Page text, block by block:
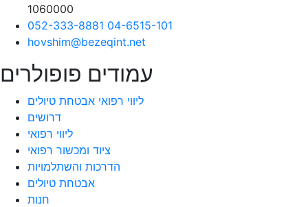
1060000
052-333-8881 04-6515-101
hovshim@bezeqint.net
עמודים פופולרים
ליווי רפואי אבטחת טיולים
דרושים
ליווי רפואי
ציוד ומכשור רפואי
הדרכות והשתלמויות
אבטחת טיולים
חנות